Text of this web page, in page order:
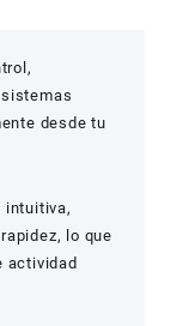
desde tu
intuitiva,
lo que
actividad